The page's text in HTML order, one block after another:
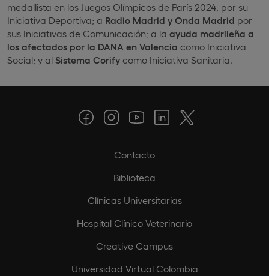
medallista en los Juegos Olímpicos de París 2024, por su
Iniciativa Deportiva; a Radio Madrid y Onda Madrid por
sus Iniciativas de Comunicación; a la ayuda madrileña a
los afectados por la DANA en Valencia como Iniciativa
Social; y al Sistema Corify como Iniciativa Sanitaria.
Contacto
Biblioteca
Clínicas Universitarias
Hospital Clínico Veterinario
Creative Campus
Universidad Virtual Colombia